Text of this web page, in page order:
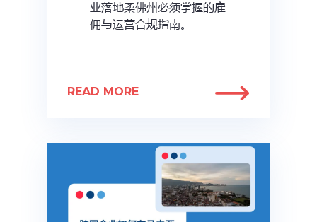
业落地柔佛州必须掌握的雇
佣与运营合规指南。
READ MORE